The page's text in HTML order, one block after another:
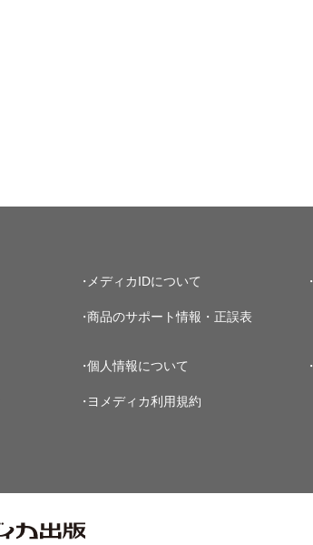
メディカIDについて
商品のサポート情報・正誤表
個人情報について
ヨメディカ利用規約